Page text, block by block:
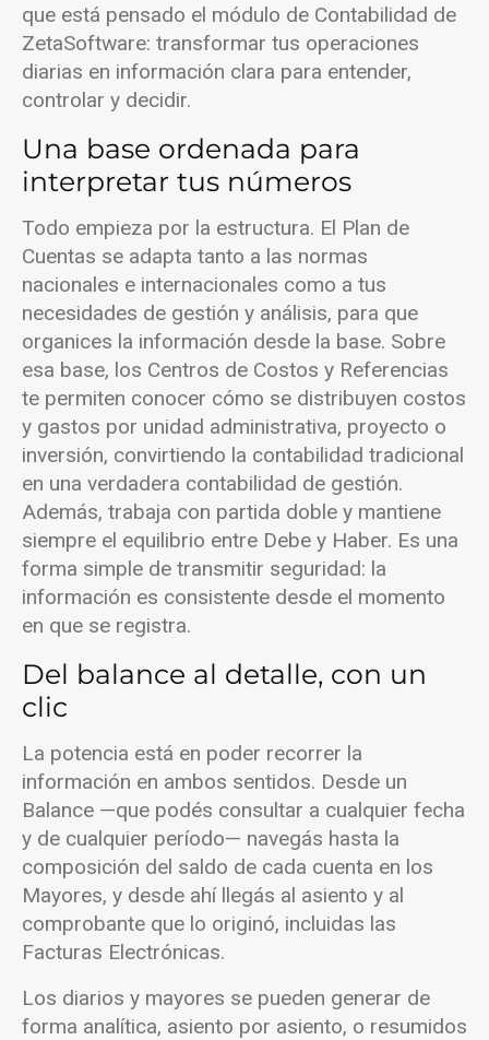
que está pensado el módulo de Contabilidad de
ZetaSoftware: transformar tus operaciones
diarias en información clara para entender,
controlar y decidir.
Una base ordenada para
interpretar tus números
Todo empieza por la estructura. El Plan de
Cuentas se adapta tanto a las normas
nacionales e internacionales como a tus
necesidades de gestión y análisis, para que
organices la información desde la base. Sobre
esa base, los Centros de Costos y Referencias
te permiten conocer cómo se distribuyen costos
y gastos por unidad administrativa, proyecto o
inversión, convirtiendo la contabilidad tradicional
en una verdadera contabilidad de gestión.
Además, trabaja con partida doble y mantiene
siempre el equilibrio entre Debe y Haber. Es una
forma simple de transmitir seguridad: la
información es consistente desde el momento
en que se registra.
Del balance al detalle, con un
clic
La potencia está en poder recorrer la
información en ambos sentidos. Desde un
Balance —que podés consultar a cualquier fecha
y de cualquier período— navegás hasta la
composición del saldo de cada cuenta en los
Mayores, y desde ahí llegás al asiento y al
comprobante que lo originó, incluidas las
Facturas Electrónicas.
Los diarios y mayores se pueden generar de
forma analítica, asiento por asiento, o resumidos